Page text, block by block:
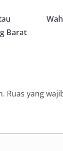
Barat
Ruas yang